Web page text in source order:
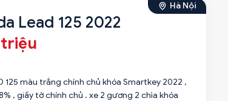
Hà Nội
Lead 125 2022
125 màu trắng chính chủ khóa Smartkey 2022 ,
, giấy tờ chính chủ . xe 2 gương 2 chìa khóa